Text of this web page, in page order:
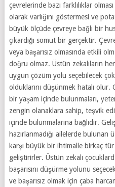
çevrelerinde bazı farklılıklar
olarak varlığını göstermesi ve
büyük ölçüde çevreye bağlı bir
çıkardığı somut bir gerçektir.
veya başarısız olmasında etkili
doğru olmaz. Üstün zekalıların
uygun çözüm yolu seçebilecek
olduklarını düşünmek hatalı olur.
bir yaşam içinde bulunmaları,
zengin olanaklara sahip, teşvik
içinde bulunmalarına bağlıdır.
hazırlanmadığı ailelerde bulunan
karşı büyük bir ihtimalle birkaç
geliştirirler. Üstün zekalı
başarısını düşürme yolunu
ve başarısız olmak için çaba